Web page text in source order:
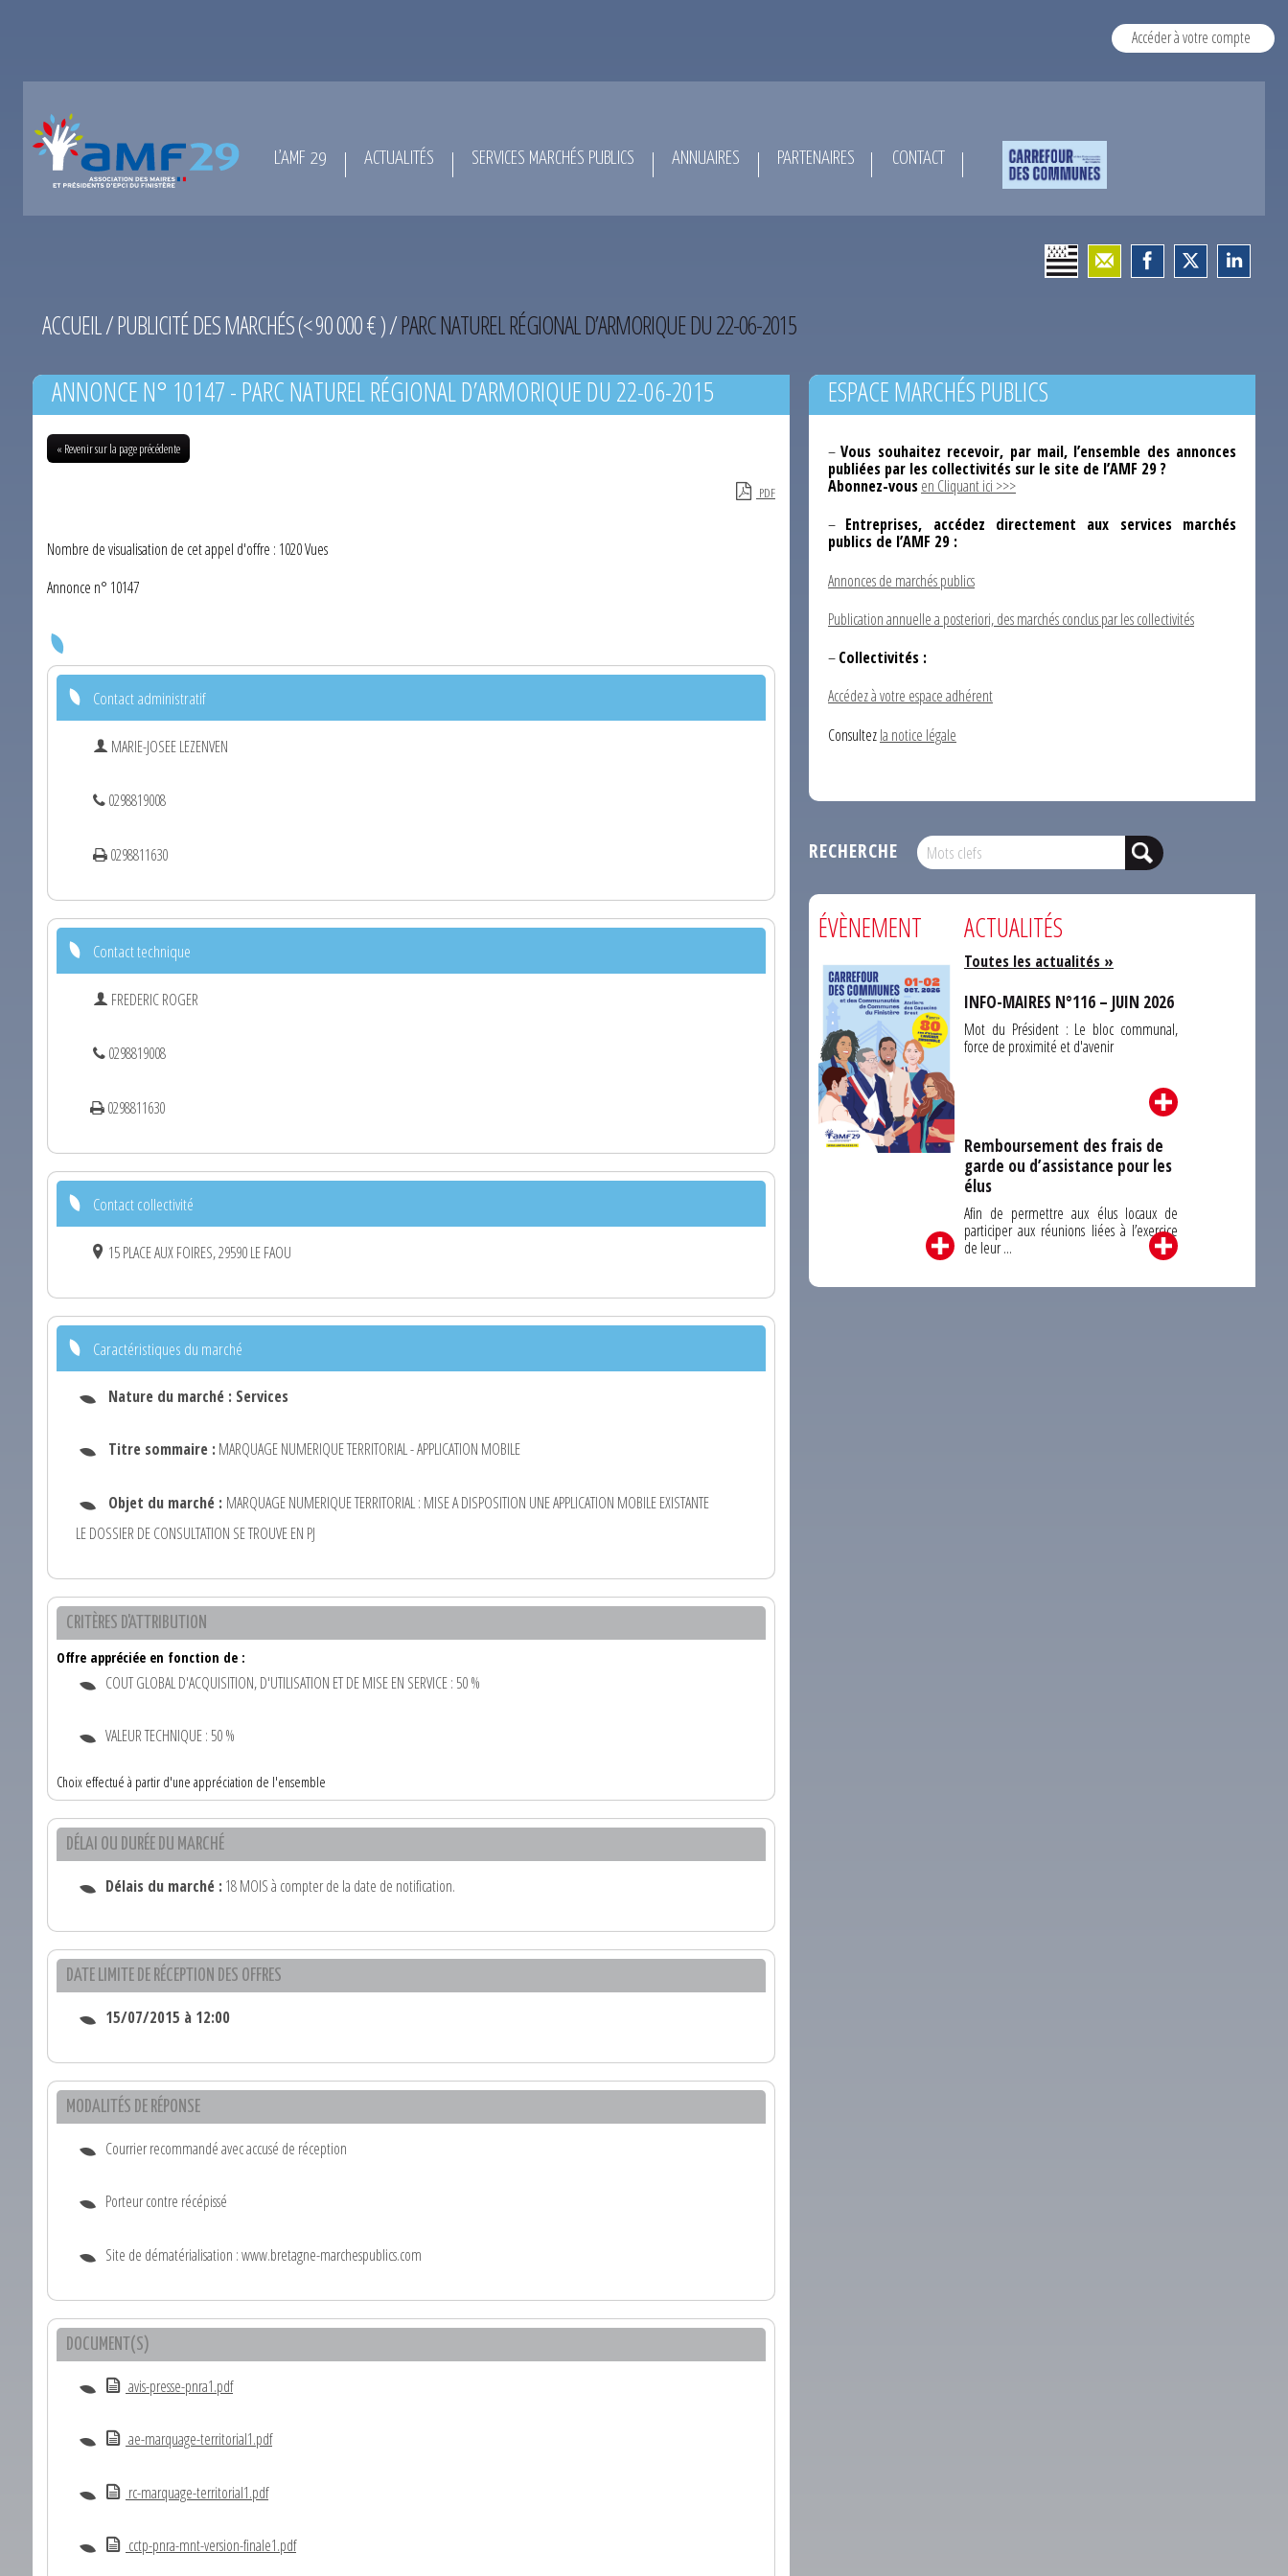
Accéder à votre compte
L’AMF 29 ACTUALITÉS SERVICES MARCHÉS PUBLICS ANNUAIRES PARTENAIRES CONTACT
ACCUEIL/PUBLICITÉ DES MARCHÉS (< 90 000 € )/PARC NATUREL RÉGIONAL D’ARMORIQUE DU 22-06-2015
ANNONCE N° 10147 - PARC NATUREL RÉGIONAL D’ARMORIQUE DU 22-06-2015
« Revenir sur la page précédente
PDF
Nombre de visualisation de cet appel d'offre : 1020 Vues
Annonce n° 10147
Contact administratif
MARIE-JOSEE LEZENVEN
0298819008
0298811630
Contact technique
FREDERIC ROGER
0298819008
0298811630
Contact collectivité
15 PLACE AUX FOIRES, 29590 LE FAOU
Caractéristiques du marché
Nature du marché : Services
Titre sommaire : MARQUAGE NUMERIQUE TERRITORIAL - APPLICATION MOBILE
Objet du marché : MARQUAGE NUMERIQUE TERRITORIAL : MISE A DISPOSITION UNE APPLICATION MOBILE EXISTANTE
LE DOSSIER DE CONSULTATION SE TROUVE EN PJ
CRITÈRES D'ATTRIBUTION
Offre appréciée en fonction de :
COUT GLOBAL D'ACQUISITION, D'UTILISATION ET DE MISE EN SERVICE : 50 %
VALEUR TECHNIQUE : 50 %
Choix effectué à partir d'une appréciation de l'ensemble
DÉLAI OU DURÉE DU MARCHÉ
Délais du marché : 18 MOIS à compter de la date de notification.
DATE LIMITE DE RÉCEPTION DES OFFRES
15/07/2015 à 12:00
MODALITÉS DE RÉPONSE
Courrier recommandé avec accusé de réception
Porteur contre récépissé
Site de dématérialisation : www.bretagne-marchespublics.com
DOCUMENT(S)
avis-presse-pnra1.pdf
ae-marquage-territorial1.pdf
rc-marquage-territorial1.pdf
cctp-pnra-mnt-version-finale1.pdf
ESPACE MARCHÉS PUBLICS
–Vous souhaitez recevoir, par mail, l’ensemble des annonces
publiées par les collectivités sur le site de l’AMF 29 ?
Abonnez-vousen Cliquant ici >>>
– Entreprises, accédez directement aux services marchés
publics de l’AMF 29 :
Annonces de marchés publics
Publication annuelle a posteriori, des marchés conclus par les collectivités
–Collectivités :
Accédez à votre espace adhérent
Consultezla notice légale
RECHERCHE
ÉVÈNEMENT ACTUALITÉS
Toutes les actualités »
INFO-MAIRES N°116 – JUIN 2026
Mot du Président : Le bloc communal,
force de proximité et d'avenir
Remboursement des frais de
garde ou d’assistance pour les
élus
Afin de permettre aux élus locaux de
participer aux réunions liées à l’exercice
de leur ...